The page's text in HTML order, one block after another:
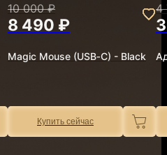
10 000 ₽
8 490 ₽
Magic Mouse (USB‑C) - Black
Купить сейчас
4